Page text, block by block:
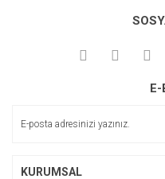
kullanarak tarafımıza
Görüş ve önerileriniz için
Ürün açıklamasında
E-
KURUMSAL